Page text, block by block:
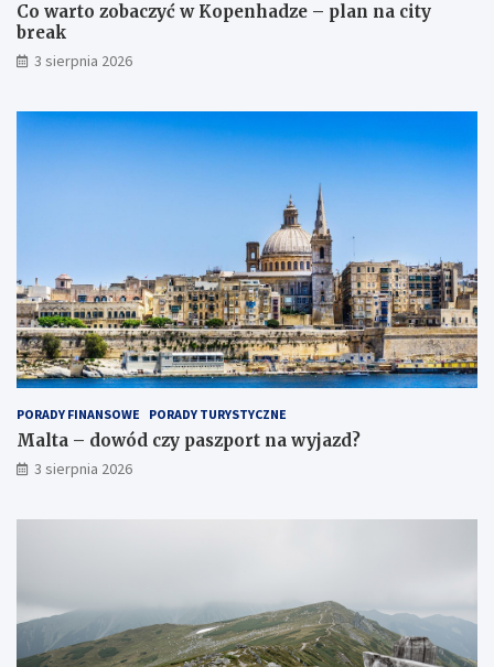
Co warto zobaczyć w Kopenhadze – plan na city
break
3 sierpnia 2026
PORADY FINANSOWE PORADY TURYSTYCZNE
Malta – dowód czy paszport na wyjazd?
3 sierpnia 2026